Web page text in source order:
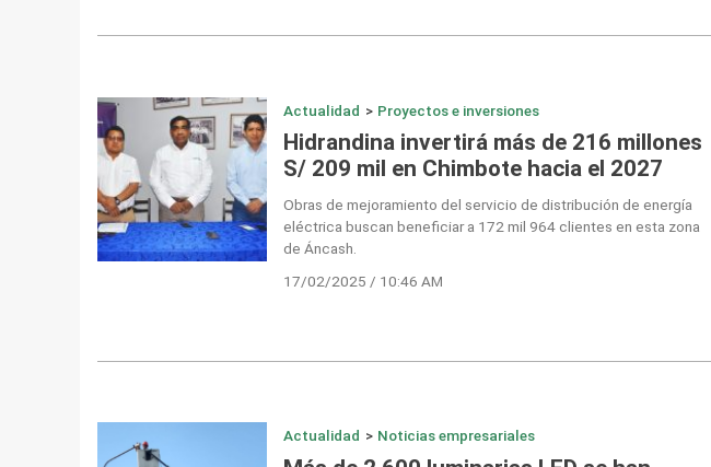
Actualidad > Proyectos e inversiones
Hidrandina invertirá más de 216 millones
S/ 209 mil en Chimbote hacia el 2027
Obras de mejoramiento del servicio de distribución de energía
eléctrica buscan beneficiar a 172 mil 964 clientes en esta zona
de Áncash.
17/02/2025 / 10:46 AM
Actualidad > Noticias empresariales